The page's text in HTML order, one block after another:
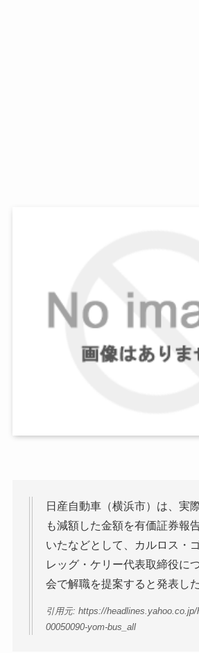
日産自動車（横浜市）は、実
も減額した金額を有価証券報
いたなどとして、カルロス・
レッグ・ケリー代表取締役に
会で解職を提案すると発表した
引用元: https://headlines.yahoo.co.jp/
00050090-yom-bus_all